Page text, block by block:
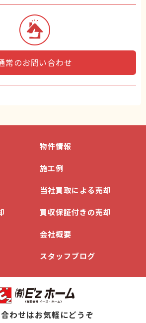
常のお問い合わせ
物件情報
施工例
当社買取による売却
買収保証付きの売却
会社概要
スタッフブログ
わせはお気軽にどうぞ